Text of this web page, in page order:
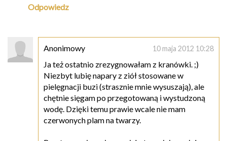
Odpowiedz
Anonimowy 10 maja 2012 10:28
Ja też ostatnio zrezygnowałam z kranówki. ;)
Niezbyt lubię napary z ziół stosowane w
pielęgnacji buzi (strasznie mnie wysuszają), ale
chętnie sięgam po przegotowaną i wystudzoną
wodę. Dzięki temu prawie wcale nie mam
czerwonych plam na twarzy.